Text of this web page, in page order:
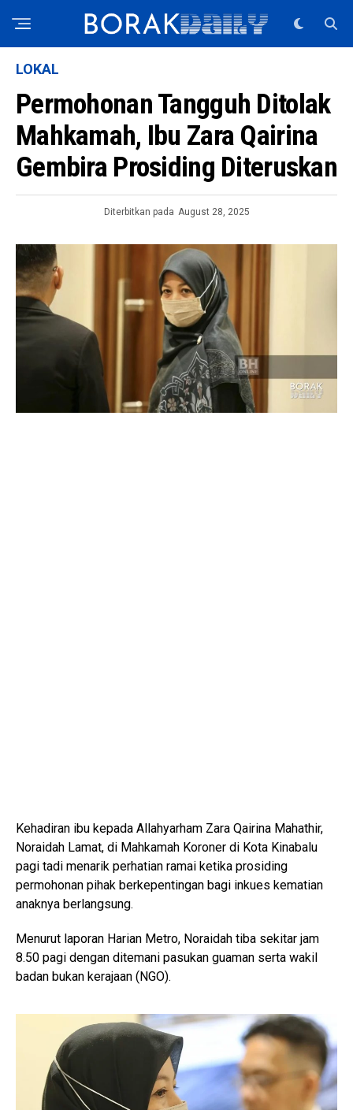
LOKAL
Permohonan Tangguh Ditolak
Mahkamah, Ibu Zara Qairina
Gembira Prosiding Diteruskan
Diterbitkan pada August 28, 2025
Kehadiran ibu kepada Allahyarham Zara Qairina Mahathir,
Noraidah Lamat, di Mahkamah Koroner di Kota Kinabalu
pagi tadi menarik perhatian ramai ketika prosiding
permohonan pihak berkepentingan bagi inkues kematian
anaknya berlangsung.
Menurut laporan Harian Metro, Noraidah tiba sekitar jam
8.50 pagi dengan ditemani pasukan guaman serta wakil
badan bukan kerajaan (NGO).